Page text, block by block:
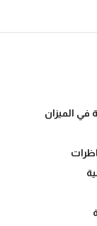
في الميزان